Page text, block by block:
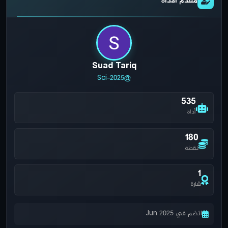
Suad Tariq
@Sci-2025
535
أداة
180
نقطة
1
شارة
انضم في Jun 2025